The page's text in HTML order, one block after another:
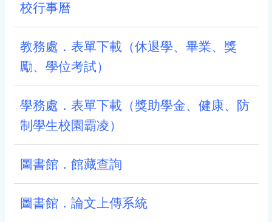
校行事曆
教務處．表單下載（休退學、畢業、獎
勵、學位考試）
學務處．表單下載（獎助學金、健康、防
制學生校園霸凌）
圖書館．館藏查詢
圖書館．論文上傳系統